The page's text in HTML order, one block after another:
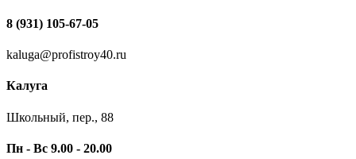
8 (931) 105-67-05
kaluga@profistroy40.ru
Калуга
Школьный, пер., 88
Пн - Вс 9.00 - 20.00